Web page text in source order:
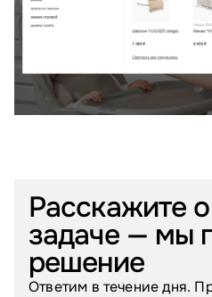
Расскажите
задаче — мы
решение
Ответим в течение дня.